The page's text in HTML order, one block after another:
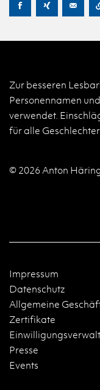
Zur besseren
Personennamen
verwendet.
für alle
© 2026 Anton
Impressum
Datenschutz
Allgemeine
Zertifikate
Presse
Events